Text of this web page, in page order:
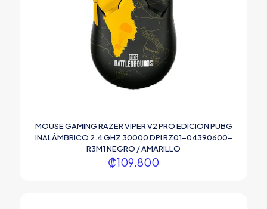
MOUSE GAMING RAZER VIPER V2 PRO EDICION PUBG
INALÁMBRICO 2.4 GHZ 30000 DPI RZ01-04390600-
R3M1 NEGRO / AMARILLO
₡109.800